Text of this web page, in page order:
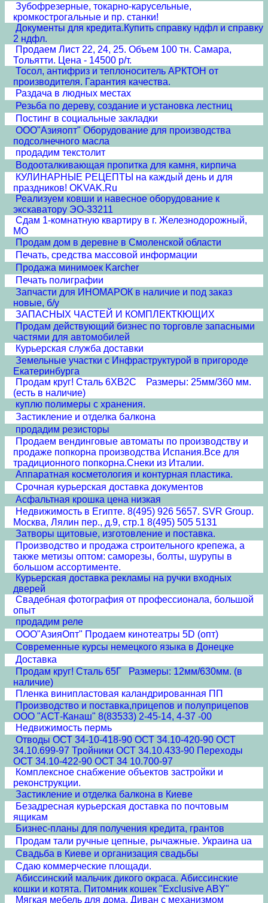
Зубофрезерные, токарно-карусельные,
кромкострогальные и пр. станки!
Документы для кредита.Купить справку ндфл и справку
2 ндфл.
Продаем Лист 22, 24, 25. Объем 100 тн. Самара,
Тольятти. Цена - 14500 р/т.
Тосол, антифриз и теплоноситель АРКТОН от
производителя. Гарантия качества.
Раздача в людных местах
Резьба по дереву, создание и установка лестниц
Постинг в социальные закладки
ООО"Азияопт" Оборудование для производства
подсолнечного масла
продадим текстолит
Водооталкивающая пропитка для камня, кирпича
КУЛИНАРНЫЕ РЕЦЕПТЫ на каждый день и для
праздников! OKVAK.Ru
Реализуем ковши и навесное оборудование к
экскаватору ЭО-33211
Сдам 1-комнатную квартиру в г. Железнодорожный,
МО
Продам дом в деревне в Смоленской области
Печать, средства массовой информации
Продажа минимоек Karcher
Печать полиграфии
Запчасти для ИНОМАРОК в наличие и под заказ
новые, б/у
ЗАПАСНЫХ ЧАСТЕЙ И КОМПЛЕКТКЮЩИХ
Продам действующий бизнес по торговле запасными
частями для автомобилей
Курьерская служба доставки
Земельные участки с Инфраструктурой в пригороде
Екатеринбурга
Продам круг! Сталь 6ХВ2С Размеры: 25мм/360 мм.
(есть в наличие)
куплю полимеры с хранения.
Застикление и отделка балкона
продадим резисторы
Продаем вендинговые автоматы по производству и
продаже попкорна производства Испания.Все для
традиционного попкорна.Снеки из Италии.
Аппаратная косметология и контурная пластика.
Срочная курьерская доставка документов
Асфальтная крошка цена низкая
Недвижимость в Египте. 8(495) 926 5657. SVR Group.
Москва, Лялин пер., д.9, стр.1 8(495) 505 5131
Затворы щитовые, изготовление и поставка.
Производство и продажа строительного крепежа, а
также метизы оптом: саморезы, болты, шурупы в
большом ассортименте.
Курьерская доставка рекламы на ручки входных
дверей
Свадебная фотография от профессионала, большой
опыт
продадим реле
ООО"АзияОпт" Продаем кинотеатры 5D (опт)
Современные курсы немецкого языка в Донецке
Доставка
Продам круг! Сталь 65Г Размеры: 12мм/630мм. (в
наличие)
Пленка винипластовая каландрированная ПП
Производство и поставка,прицепов и полуприцепов
ООО "АСТ-Канаш" 8(83533) 2-45-14, 4-37 -00
Недвижимость пермь
Отводы ОСТ 34-10-418-90 ОСТ 34.10-420-90 ОСТ
34.10.699-97 Тройники ОСТ 34.10.433-90 Переходы
ОСТ 34.10-422-90 ОСТ 34 10.700-97
Комплексное снабжение объектов застройки и
реконструкции.
Застикление и отделка балкона в Киеве
Безадресная курьерская доставка по почтовым
ящикам
Бизнес-планы для получения кредита, грантов
Продам тали ручные цепные, рычажные. Украина ua
Свадьба в Киеве и организация свадьбы
Сдаю коммерческие площади.
Абиссинский мальчик дикого окраса. Абиссинские
кошки и котята. Питомник кошек "Exclusive ABY"
Мягкая мебель для дома. Диван с механизмом